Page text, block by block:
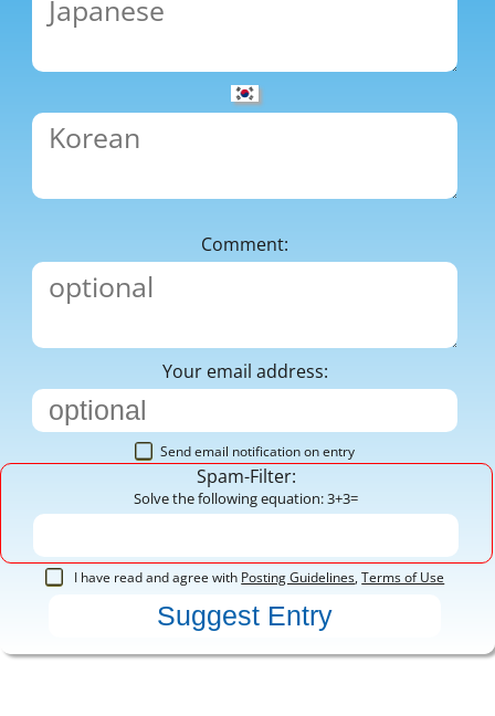
Comment:
Your email address:
Send email notification on entry
Spam-Filter:
Solve the following equation: 3+3=
I have read and agree with Posting Guidelines,Terms of Use